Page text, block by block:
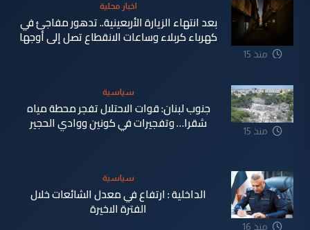
منذ 15
اخبار محلية
بعد انتهاء الزيارة الأربعينية.. تدهور مفاجئ في
كهرباء كربلاء وساعات الانقطاع تصل إلى أوجها
منذ 15
سياسية
جنوب لبنان: قوات الاحتلال تفجر محطة مياه
شقرا… وتفجيرات في كونين ووادي الحجير
منذ 16
سياسية
الداخلية : ارتفاع في معدل الشائعات خلال
الفترة الاخيرة